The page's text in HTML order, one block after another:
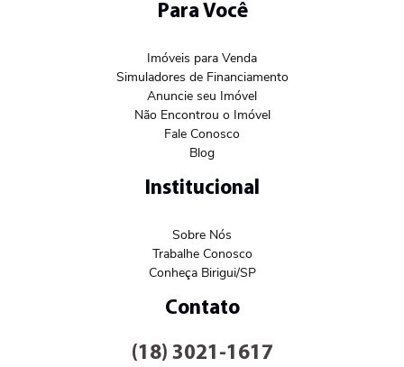
Para Você
Imóveis para Venda
Simuladores de Financiamento
Anuncie seu Imóvel
Não Encontrou o Imóvel
Fale Conosco
Blog
Institucional
Sobre Nós
Trabalhe Conosco
Conheça Birigui/SP
Contato
(18) 3021-1617